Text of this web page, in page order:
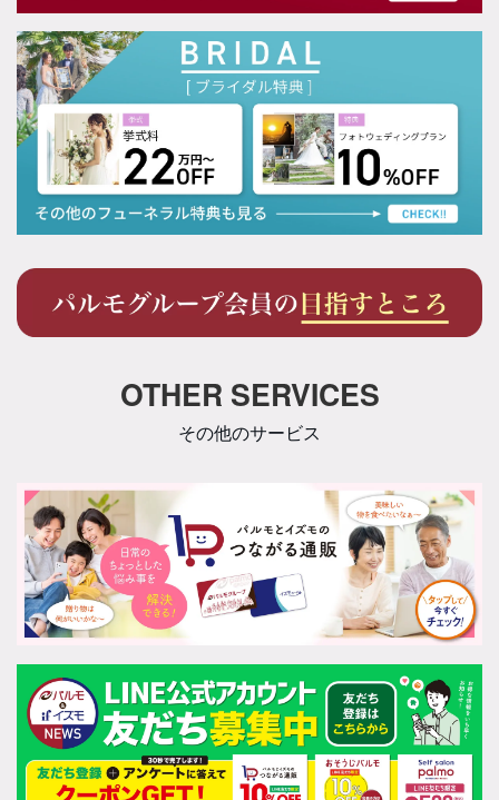
OTHER SERVICES
その他のサービス